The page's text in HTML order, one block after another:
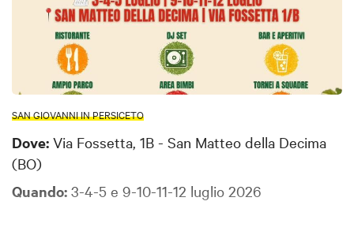
SAN GIOVANNI IN PERSICETO
Dove: Via Fossetta, 1B - San Matteo della Decima
(BO)
Quando: 3-4-5 e 9-10-11-12 luglio 2026